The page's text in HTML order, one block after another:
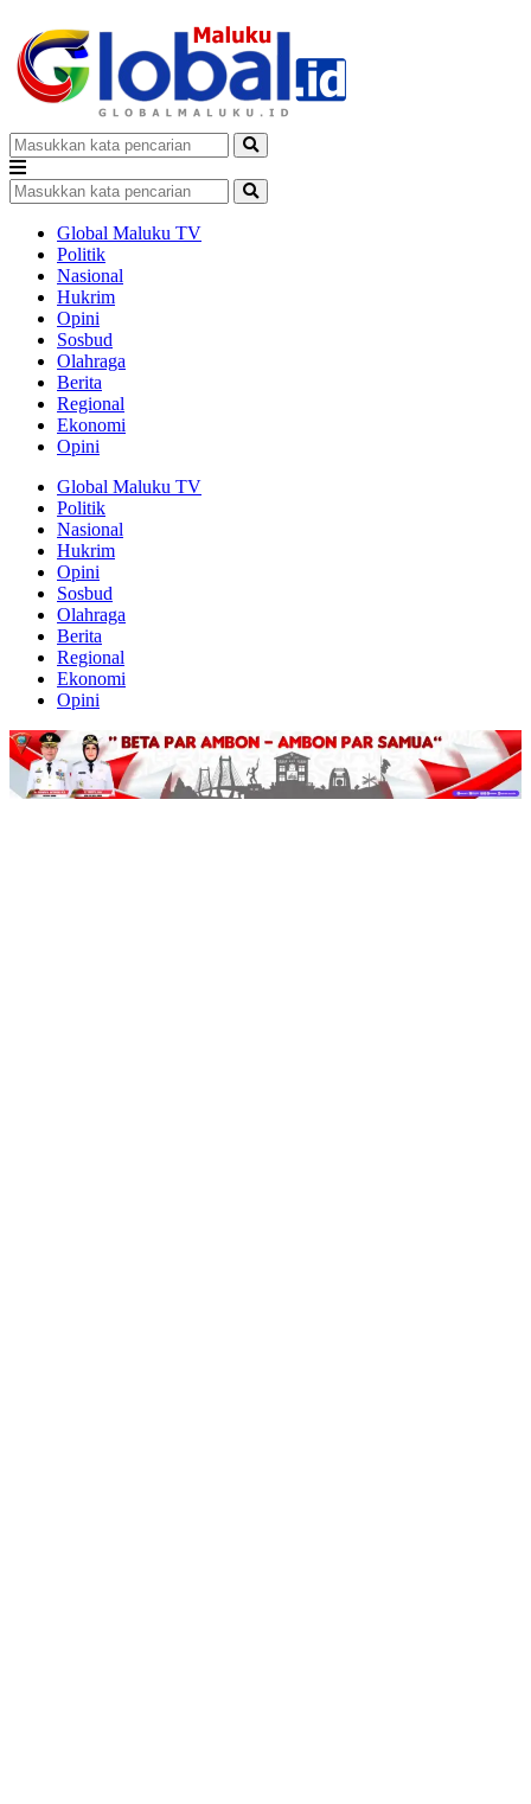
Global Maluku TV
Politik
Nasional
Hukrim
Opini
Sosbud
Olahraga
Berita
Regional
Ekonomi
Opini
Global Maluku TV
Politik
Nasional
Hukrim
Opini
Sosbud
Olahraga
Berita
Regional
Ekonomi
Opini